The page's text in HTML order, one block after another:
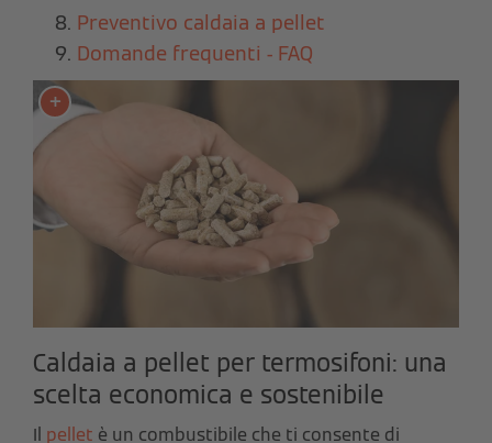
Preventivo caldaia a pellet
Domande frequenti - FAQ
Caldaia a pellet per termosifoni: una
scelta economica e sostenibile
Il pellet è un combustibile che ti consente di